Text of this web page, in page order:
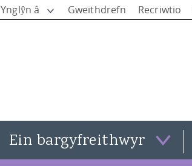
Ynglŷn â Gweithdrefn Recriwtio
Ein bargyfreithwyr